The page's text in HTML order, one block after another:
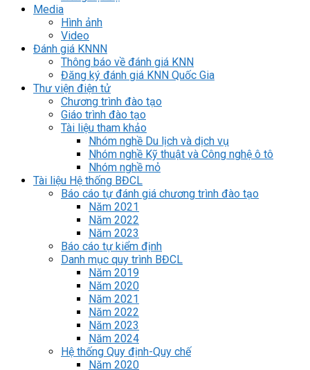
Media
Hình ảnh
Video
Đánh giá KNNN
Thông báo về đánh giá KNN
Đăng ký đánh giá KNN Quốc Gia
Thư viện điện tử
Chương trình đào tạo
Giáo trình đào tạo
Tài liệu tham khảo
Nhóm nghề Du lịch và dịch vụ
Nhóm nghề Kỹ thuật và Công nghệ ô tô
Nhóm nghề mỏ
Tài liệu Hệ thống BĐCL
Báo cáo tự đánh giá chương trình đào tạo
Năm 2021
Năm 2022
Năm 2023
Báo cáo tự kiểm định
Danh mục quy trình BĐCL
Năm 2019
Năm 2020
Năm 2021
Năm 2022
Năm 2023
Năm 2024
Hệ thống Quy định-Quy chế
Năm 2020